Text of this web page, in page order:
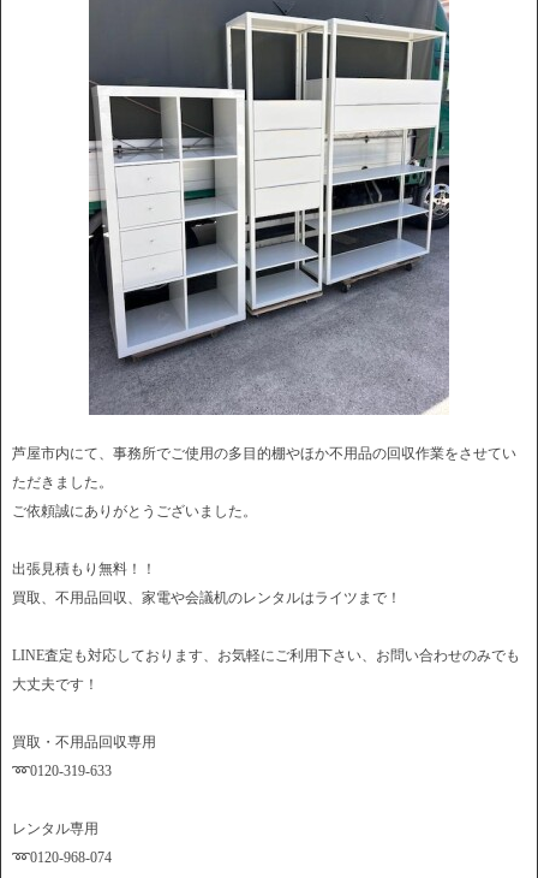
芦屋市内にて、事務所でご使用の多目的棚やほか不用品の回収作業をさせてい
ただきました。
ご依頼誠にありがとうございました。
出張見積もり無料！！
買取、不用品回収、家電や会議机のレンタルはライツまで！
LINE査定も対応しております、お気軽にご利用下さい、お問い合わせのみでも
大丈夫です！
買取・不用品回収専用
➿0120-319-633
レンタル専用
➿0120-968-074